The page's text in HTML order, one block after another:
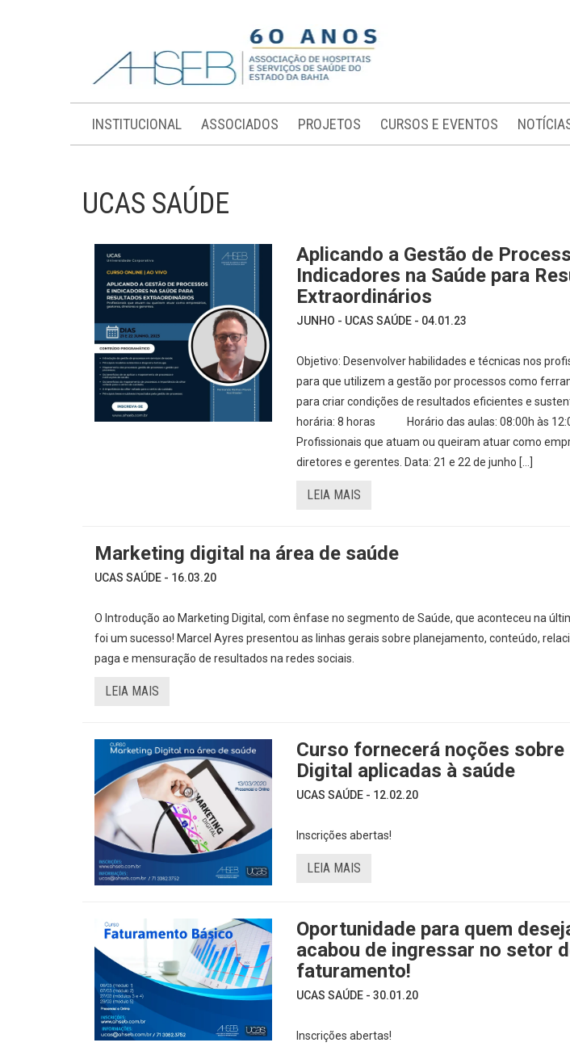
INSTITUCIONAL ASSOCIADOS PROJETOS CURSOS E EVENTOS
UCAS SAÚDE
Aplicando a Gestão de
Indicadores na Saúde para
Extraordinários
JUNHO - UCAS SAÚDE - 04.01.23
Objetivo: Desenvolver habilidades e técnicas nos
para que utilizem a gestão por processos como
para criar condições de resultados eficientes e
horária: 8 horas Horário das aulas: 08:00h às
Profissionais que atuam ou queiram atuar como
diretores e gerentes. Data: 21 e 22 de junho […]
LEIA MAIS
Marketing digital na área de saúde
UCAS SAÚDE - 16.03.20
O Introdução ao Marketing Digital, com ênfase no segmento de Saúde, que aconteceu na
foi um sucesso! Marcel Ayres presentou as linhas gerais sobre planejamento, conteúdo,
paga e mensuração de resultados na redes sociais.
LEIA MAIS
Curso fornecerá noções
Digital aplicadas à saúde
UCAS SAÚDE - 12.02.20
Inscrições abertas!
LEIA MAIS
Oportunidade para quem
acabou de ingressar no setor
faturamento!
UCAS SAÚDE - 30.01.20
Inscrições abertas!